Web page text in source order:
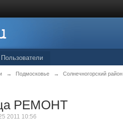
Пользователи
→ Подмосковье → Солнечногорский район
РЕМОНТ
2011 10:56